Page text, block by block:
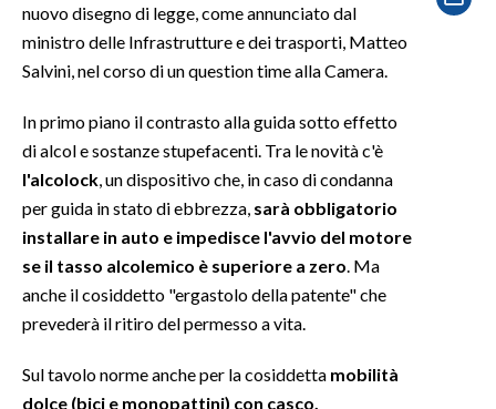
NOTIZIE
3 MINUTI CON
INSULARITÀ
INFO AZIENDE
ABBONATI
ANNUNCI
NECROLOGI
nuovo disegno di legge, come annunciato dal
ministro delle Infrastrutture e dei trasporti, Matteo
Salvini, nel corso di un question time alla Camera.
In primo piano il contrasto alla guida sotto effetto
di alcol e sostanze stupefacenti. Tra le novità c'è
l'alcolock , un dispositivo che, in caso di condanna
per guida in stato di ebbrezza, sarà obbligatorio
installare in auto e impedisce l'avvio del motore
se il tasso alcolemico è superiore a zero . Ma
anche il cosiddetto "ergastolo della patente" che
prevederà il ritiro del permesso a vita.
Sul tavolo norme anche per la cosiddetta mobilità
dolce (bici e monopattini) con casco,